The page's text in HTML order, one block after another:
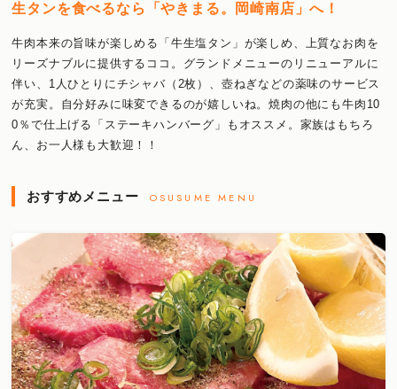
生タンを食べるなら「やきまる。岡崎南店」へ！
牛肉本来の旨味が楽しめる「牛生塩タン」が楽しめ、上質なお肉を
リーズナブルに提供するココ。グランドメニューのリニューアルに
伴い、1人ひとりにチシャバ（2枚）、壺ねぎなどの薬味のサービス
が充実。自分好みに味変できるのが嬉しいね。焼肉の他にも牛肉10
0％で仕上げる「ステーキハンバーグ」もオススメ。家族はもちろ
ん、お一人様も大歓迎！！
おすすめメニュー OSUSUME MENU